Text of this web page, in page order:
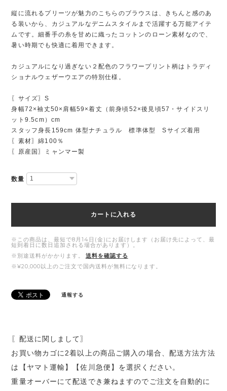
縦に流れるプリーツが魅力のこちらのブラウスは、きちんと感のあ
る装いから、カジュアルなデニムスタイルまで活躍する万能アイテ
ムです。細番手の糸を甘めに織ったコットンのローン素材なので、
暑い時期でも快適に着用できます。
カジュアルになり過ぎない２配色のフラワープリント柄はトラディ
ショナルウェザーウエアの特別仕様。
〖サイズ〗S
身幅72×袖丈50×肩幅59×着丈（前身頃52×後見頃57・サイドスリ
ット9.5cm）cm
スタッフ身長159cm 体型ナチュラル 標準体型 Sサイズ着用
〖素材〗綿100％
〖原産国〗ミャンマー製
数量
カートに入れる
※この商品は、最短で8月14日(金)にお届けします（お届け先によって、最
短到着日に数日追加される場合があります）。
※別途送料がかかります。
送料を確認する
※¥20,000以上のご注文で国内送料が無料になります。
通報する
〖配送に関しまして〗
お買い物カゴに2着以上の商品ご購入の場合、配送方法方法
は【ヤマト運輸】【佐川急便】を選択ください。
重量オーバーにて配送でき兼ねますのでご注文を自動的に